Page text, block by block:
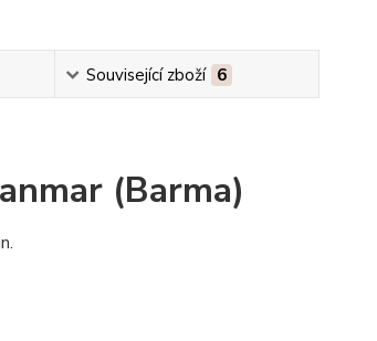
Související zboží 6
(Barma)